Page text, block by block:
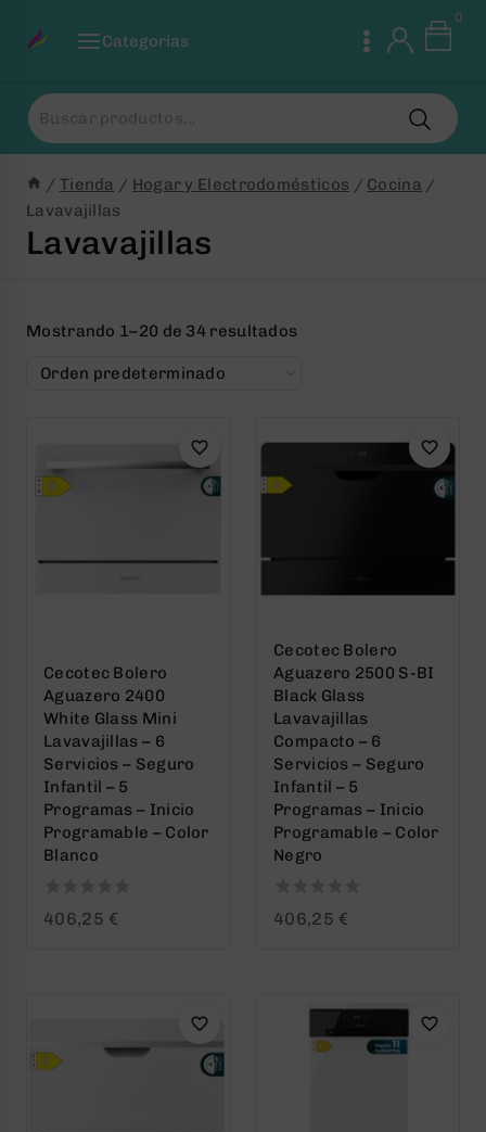
Categorias
0
Buscar
por:
/ Tienda / Hogar y Electrodomésticos / Cocina /
Lavavajillas
Lavavajillas
Mostrando 1–20 de 34 resultados
Cecotec Bolero
Aguazero 2400
White Glass Mini
Lavavajillas – 6
Servicios – Seguro
Infantil – 5
Programas – Inicio
Programable – Color
Blanco
0
406,25 €
Cecotec Bolero
Aguazero 2500 S-BI
Black Glass
Lavavajillas
Compacto – 6
Servicios – Seguro
Infantil – 5
Programas – Inicio
Programable – Color
Negro
0
406,25 €